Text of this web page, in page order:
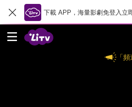
下載 APP，海量影劇免登入立
「